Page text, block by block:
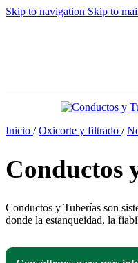
Skip to navigation Skip to
Inicio / Oxicorte y filtrado /
Conductos
Conductos y Tuberías son
donde la estanqueidad, la